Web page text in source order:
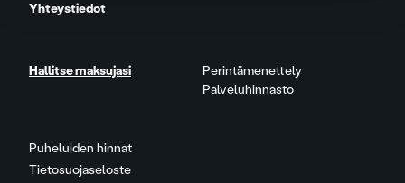
Puheluiden hinnat
Tietosuojaseloste
Yhteystiedot
Hallitse maksujasi
Perintämenettely
Palveluhinnasto